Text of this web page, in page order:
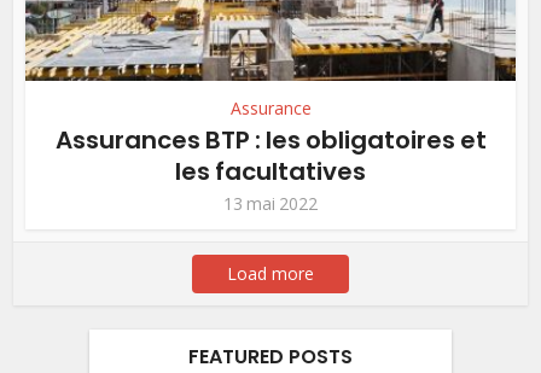
Assurance
Assurances BTP : les obligatoires et
les facultatives
13 mai 2022
Load more
FEATURED POSTS